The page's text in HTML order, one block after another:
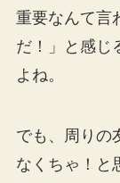
重要なんて言
だ！」と感じ
よね。
でも、周りの
なくちゃ！と